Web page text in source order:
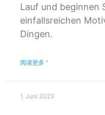
Lauf und beginnen
einfallsreichen
Dingen.
阅读更多 "
1. Juni 2023